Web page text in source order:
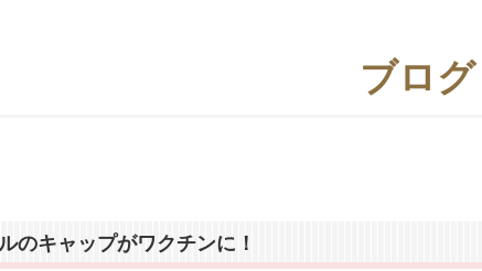
ブログ
のキャップがワクチンに！